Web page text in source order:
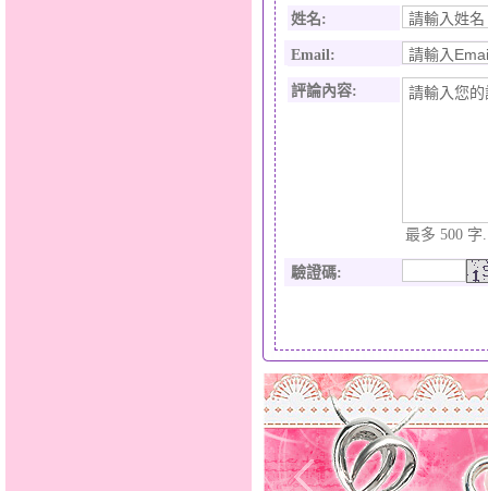
姓名:
Email:
評論內容:
最多 500 字.
驗證碼: